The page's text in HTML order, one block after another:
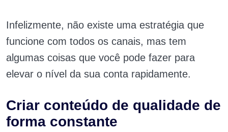
Infelizmente, não existe uma estratégia que
funcione com todos os canais, mas tem
algumas coisas que você pode fazer para
elevar o nível da sua conta rapidamente.
Criar conteúdo de qualidade de
forma constante